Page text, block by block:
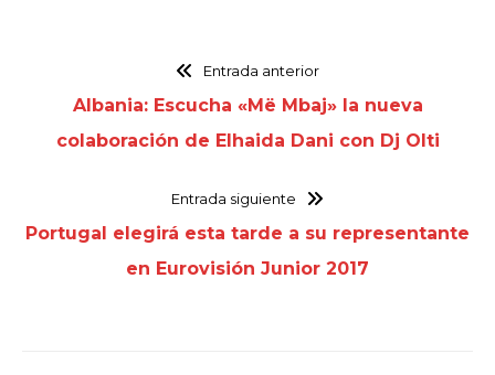
Entrada anterior
Albania: Escucha «Më Mbaj» la nueva
colaboración de Elhaida Dani con Dj Olti
Entrada siguiente
Portugal elegirá esta tarde a su representante
en Eurovisión Junior 2017